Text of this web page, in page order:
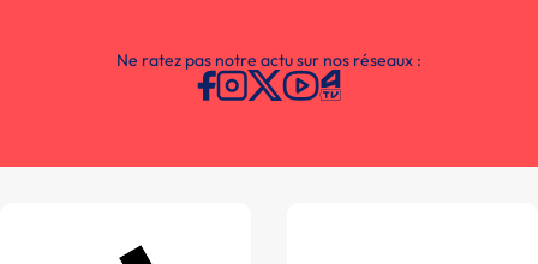
Ne ratez pas notre actu sur nos réseaux :